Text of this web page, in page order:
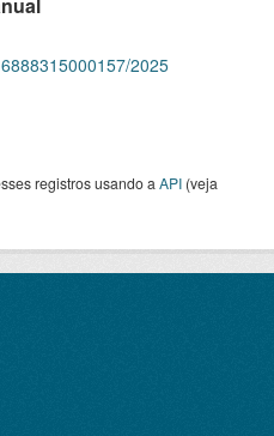
2025
registros usando a API (veja